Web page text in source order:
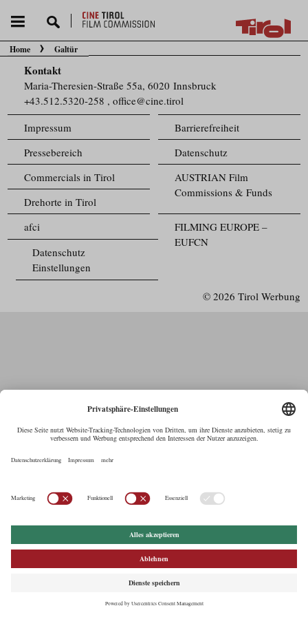
Sie befinden sich hier:
Home Galtür
Kontakt
Maria-Theresien-Straße 55a, 6020 Innsbruck
+43.512.5320-258 ,office@cine.tirol
Impressum
Barrierefreiheit
Pressebereich
Datenschutz
Commercials in Tirol
AUSTRIAN Film
Commissions & Funds
Drehorte in Tirol
FILMING EUROPE –
EUFCN
afci
Datenschutz
Einstellungen
© 2026 Tirol Werbung